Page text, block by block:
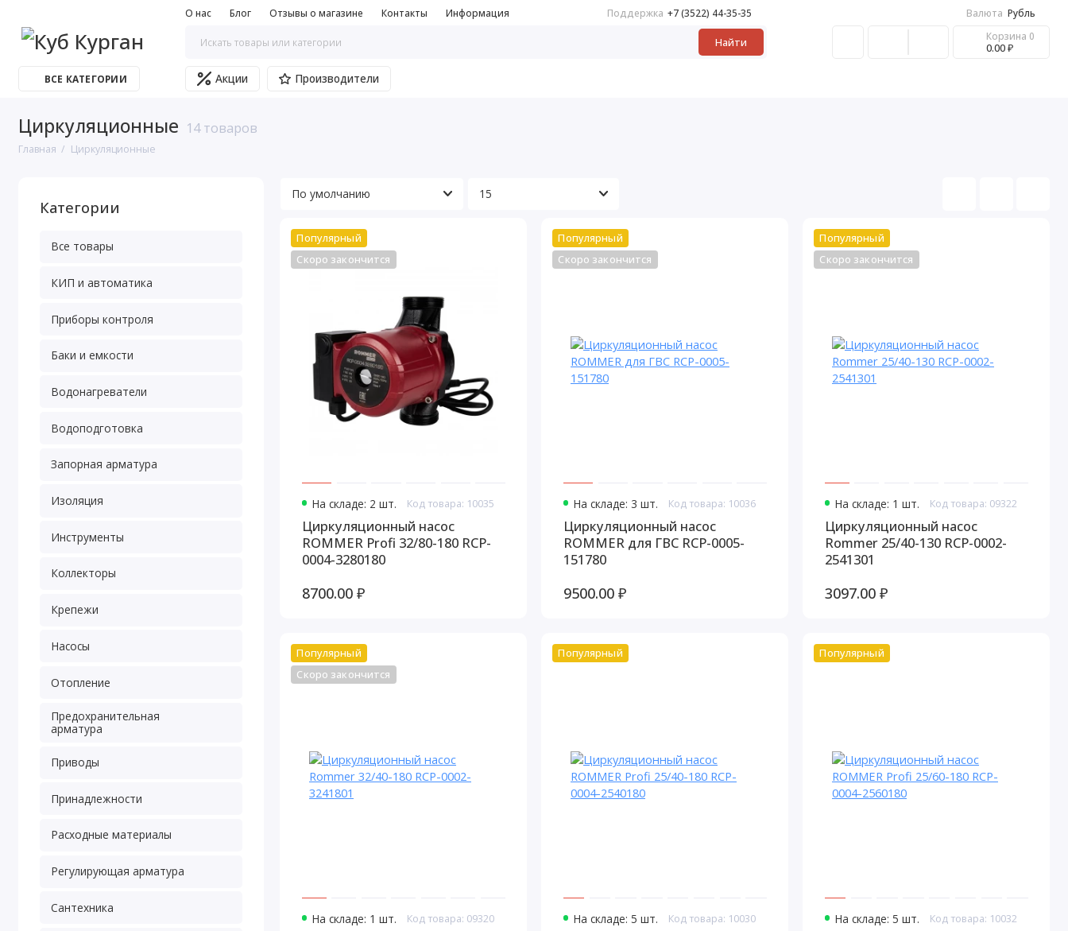
О нас Блог Отзывы о магазине Контакты Информация Поддержка +7 (3522) 44-35-35 Валюта Рубль
Найти Корзина 0
0.00 ₽
ВСЕ КАТЕГОРИИ Акции Производители
Циркуляционные 14 товаров
Главная Циркуляционные
Категории
Все товары
КИП и автоматика
Приборы контроля
Баки и емкости
Водонагреватели
Водоподготовка
Запорная арматура
Изоляция
Инструменты
Коллекторы
Крепежи
Насосы
Отопление
Предохранительная
арматура
Приводы
Принадлежности
Расходные материалы
Регулирующая арматура
Сантехника
Популярный
Скоро закончится
На складе: 2 шт. Код товара: 10035
Циркуляционный насос
ROMMER Profi 32/80-180 RCP-
0004-3280180
8700.00 ₽
Популярный
Скоро закончится
На складе: 3 шт. Код товара: 10036
Циркуляционный насос
ROMMER для ГВС RCP-0005-
151780
9500.00 ₽
Популярный
Скоро закончится
На складе: 1 шт. Код товара: 09322
Циркуляционный насос
Rommer 25/40-130 RCP-0002-
2541301
3097.00 ₽
Популярный
Скоро закончится
На складе: 1 шт. Код товара: 09320
Популярный
На складе: 5 шт. Код товара: 10030
Популярный
На складе: 5 шт. Код товара: 10032